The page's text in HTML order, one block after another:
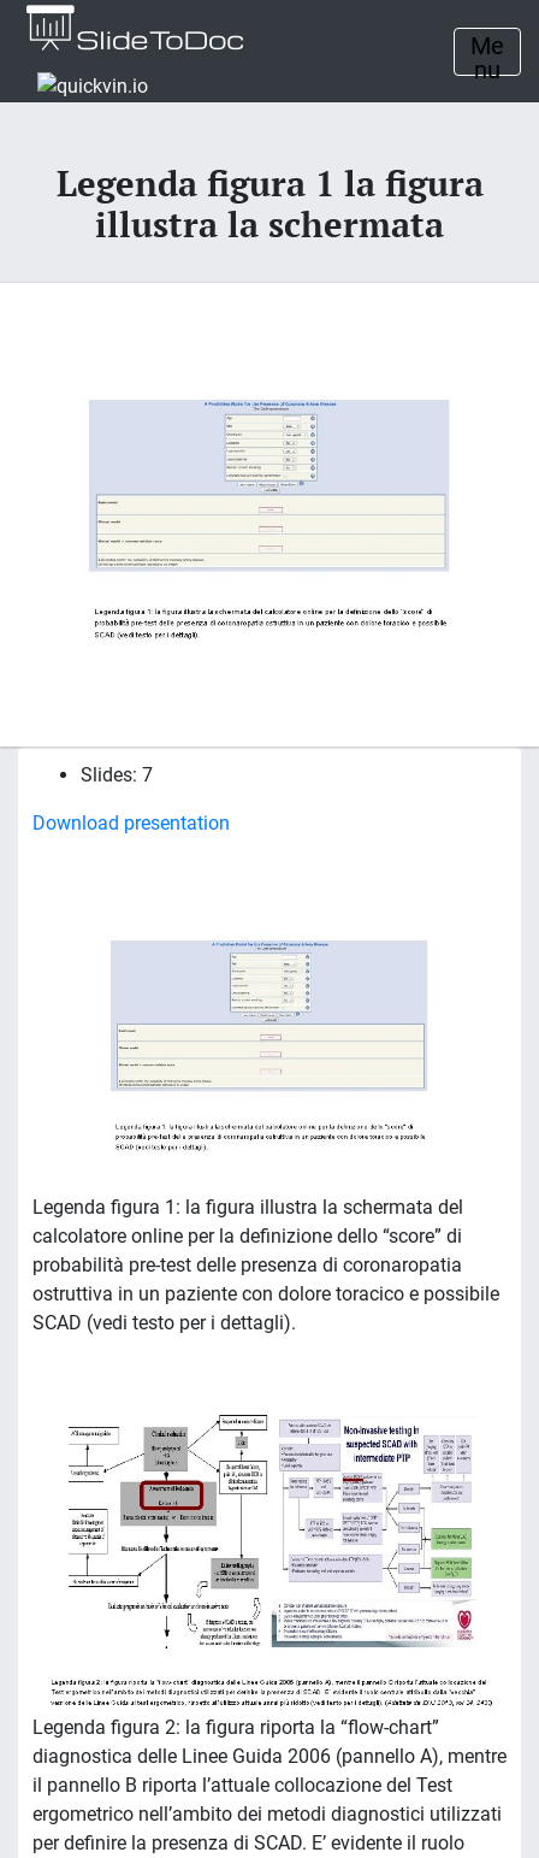
Me
nu
Legenda figura 1 la figura
illustra la schermata
Slides: 7
Download presentation
Legenda figura 1: la figura illustra la schermata del
calcolatore online per la definizione dello “score” di
probabilità pre-test delle presenza di coronaropatia
ostruttiva in un paziente con dolore toracico e possibile
SCAD (vedi testo per i dettagli).
Legenda figura 2: la figura riporta la “flow-chart”
diagnostica delle Linee Guida 2006 (pannello A), mentre
il pannello B riporta l’attuale collocazione del Test
ergometrico nell’ambito dei metodi diagnostici utilizzati
per definire la presenza di SCAD. E’ evidente il ruolo